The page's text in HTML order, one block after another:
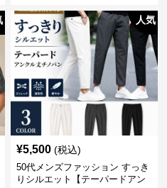
人気
¥5,500 (税込)
50代メンズファッション すっき
りシルエット【テーパードアン